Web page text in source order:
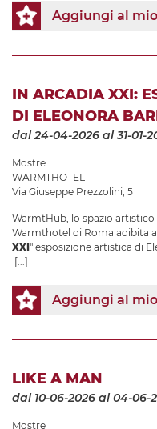
Aggiungi al
IN ARCADIA XXI:
DI ELEONORA
dal 24-04-2026 al 31-01-
Mostre
WARMTHOTEL
Via Giuseppe Prezzolini, 5
WarmtHub, lo spazio
Warmthotel di Roma adibita
XXI" esposizione artistica di
[...]
Aggiungi al
LIKE A MAN
dal 10-06-2026 al 04-06-
Mostre